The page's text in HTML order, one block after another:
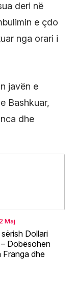
deri në
e çdo
nga orari i
javën e
Bashkuar,
dhe
Maj
Dollari
Dobësohen
Franga dhe